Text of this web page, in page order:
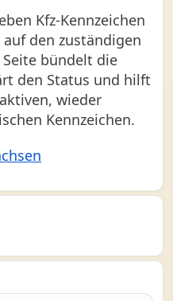
Kfz-Kennzeichen
den zuständigen
bündelt die
den Status und hilft
wieder
Kennzeichen.